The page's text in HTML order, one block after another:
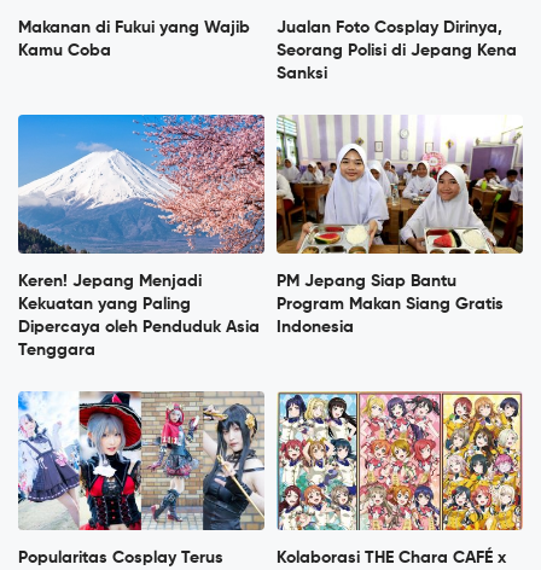
Makanan di Fukui yang Wajib
Kamu Coba
Jualan Foto Cosplay Dirinya,
Seorang Polisi di Jepang Kena
Sanksi
Keren! Jepang Menjadi
Kekuatan yang Paling
Dipercaya oleh Penduduk Asia
Tenggara
PM Jepang Siap Bantu
Program Makan Siang Gratis
Indonesia
Popularitas Cosplay Terus
Kolaborasi THE Chara CAFÉ x